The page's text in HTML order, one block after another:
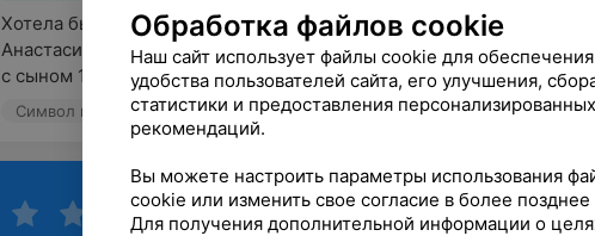
Хотела бы выразить благодарность мастеру
Анастасии. Сегодня 04.11.2022 были у нее на стрижке
с сыном 1.7 года. Мало того...
Символ красоты, ул. Якуба Коласа, 40
Обработка файлов cookie
Наш сайт использует файлы cookie для обеспечения
удобства пользователей сайта, его улучшения,
статистики и предоставления персонализированных
рекомендаций.
Вы можете настроить параметры использования
cookie или изменить свое согласие в более
Для получения дополнительной информации о